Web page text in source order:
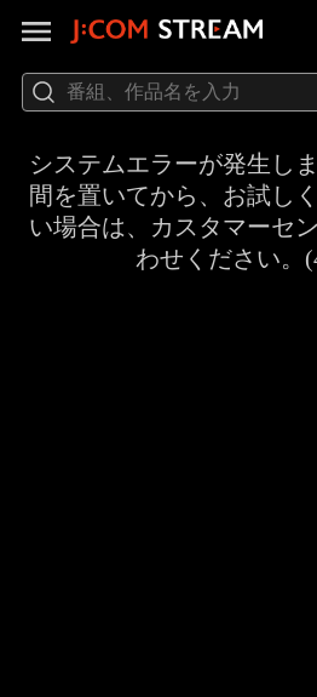
システムエラーが発生し
間を置いてから、お試し
い場合は、カスタマーセ
わせください。